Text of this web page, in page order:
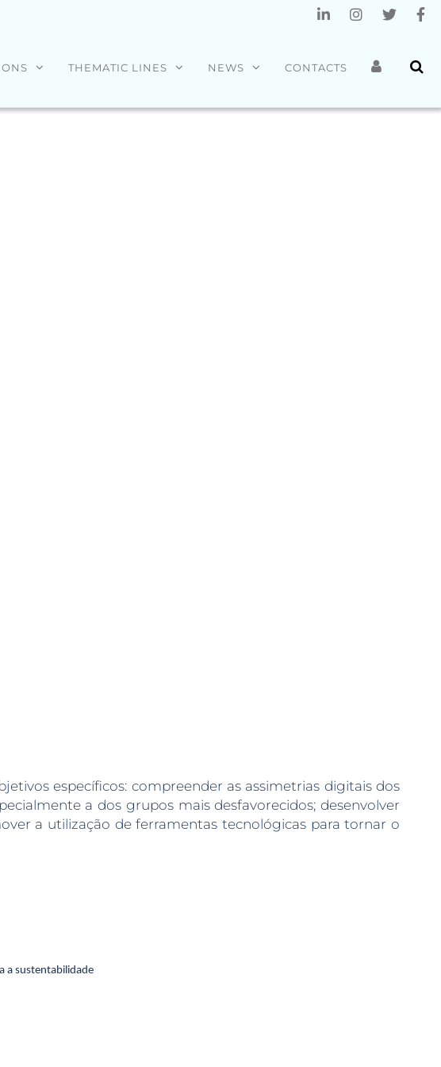
THEMATIC LINES NEWS CONTACTS
específicos: compreender as assimetrias digitais dos
a dos grupos mais desfavorecidos; desenvolver
a utilização de ferramentas tecnológicas para tornar o
a sustentabilidade